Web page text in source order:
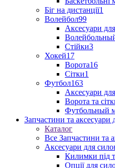
Біг на дистанції1
Волейбол99
Аксесуари
Стійки3
Хокей17
Ворота16
Сітки1
Футбол163
Аксесуари
Ворота та
Футбольный
Запчастини та аксесуари
Каталог
Все Запчастини та
Аксесуари для
Килимки під
Опції для